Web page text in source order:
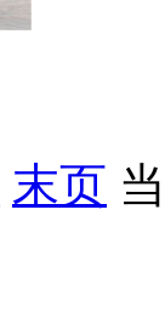
末页